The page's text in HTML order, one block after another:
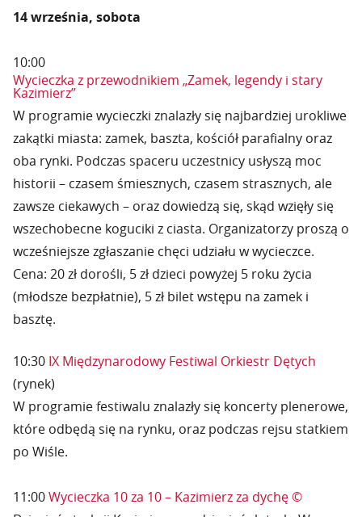
14 września, sobota
10:00
Wycieczka z przewodnikiem „Zamek, legendy i stary
Kazimierz”
W programie wycieczki znalazły się najbardziej urokliwe
zakątki miasta: zamek, baszta, kościół parafialny oraz
oba rynki. Podczas spaceru uczestnicy usłyszą moc
historii – czasem śmiesznych, czasem strasznych, ale
zawsze ciekawych – oraz dowiedzą się, skąd wzięły się
wszechobecne koguciki z ciasta. Organizatorzy proszą o
wcześniejsze zgłaszanie chęci udziału w wycieczce.
Cena: 20 zł dorośli, 5 zł dzieci powyżej 5 roku życia
(młodsze bezpłatnie), 5 zł bilet wstępu na zamek i
basztę.
10:30 IX Międzynarodowy Festiwal Orkiestr Dętych
(rynek)
W programie festiwalu znalazły się koncerty plenerowe,
które odbędą się na rynku, oraz podczas rejsu statkiem
po Wiśle.
11:00Wycieczka 10 za 10 – Kazimierz za dychę ©